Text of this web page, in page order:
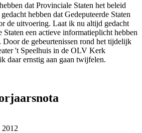
dat Provinciale Staten het beleid
hebben dat Gedeputeerde Staten
de uitvoering. Laat ik nu altijd gedacht
Staten een actieve informatieplicht hebben
de gebeurtenissen rond het tijdelijk
't Speelhuis in de OLV Kerk
daar ernstig aan gaan twijfelen.
2012